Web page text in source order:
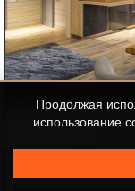
25 км от МКАД
Продолжая
использование